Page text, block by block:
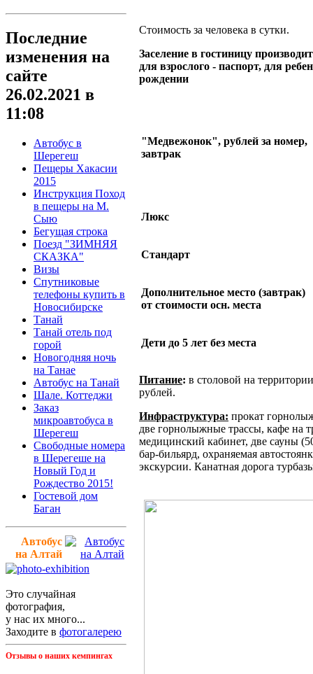
Последние
изменения на
сайте
26.02.2021 в
11:08
Автобус в
Шерегеш
Пещеры Хакасии
2015
Инструкция Поход
в пещеры на М.
Сыю
Бегущая строка
Поезд "ЗИМНЯЯ
СКАЗКА"
Визы
Спутниковые
телефоны купить в
Новосибирске
Танай
Танай отель под
горой
Новогодняя ночь
на Танае
Автобус на Танай
Шале. Коттеджи
Заказ
микроавтобуса в
Шерегеш
Свободные номера
в Шерегеше на
Новый Год и
Рождество 2015!
Гостевой дом
Баган
Автобус
на Алтай
Это случайная
фотография,
у нас их много...
Заходите в фотогалерею
Отзывы о наших кемпингах
Стоимость за человека в сутки.
Заселение в гостиницу
для взрослого - паспорт, для
рождении
"Медвежонок", рублей за номер,
завтрак
Люкс
Стандарт
Дополнительное место (завтрак)
от стоимости осн. места
Дети до 5 лет без места
Питание: в столовой на
рублей.
Инфраструктура: прокат
две горнолыжные трассы, кафе на
медицинский кабинет, две сауны
бар-бильярд, охраняемая
экскурсии. Канатная дорога